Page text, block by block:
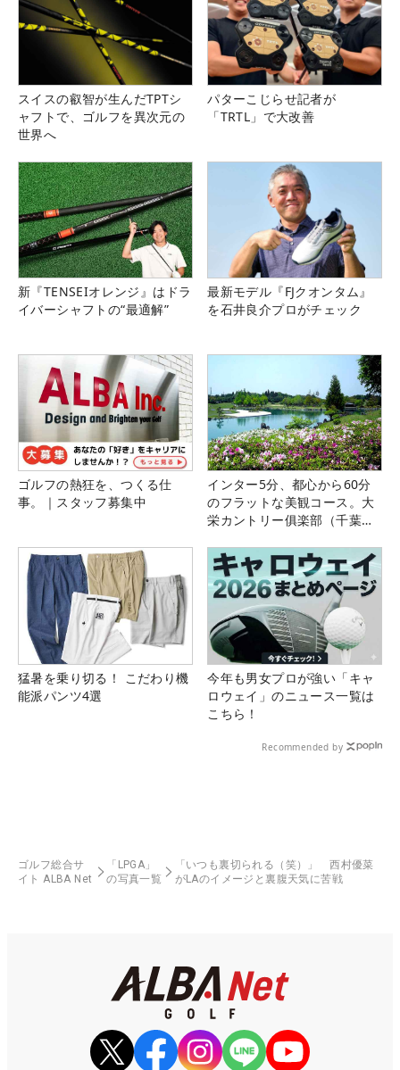
スイスの叡智が生んだTPTシ
ャフトで、ゴルフを異次元の
世界へ
パターこじらせ記者が
「TRTL」で大改善
新『TENSEIオレンジ』はドラ
イバーシャフトの“最適解”
最新モデル『FJクオンタム』
を石井良介プロがチェック
ゴルフの熱狂を、つくる仕
事。｜スタッフ募集中
インター5分、都心から60分
のフラットな美観コース。大
栄カントリー俱楽部（千葉
猛暑を乗り切る！ こだわり機
能派パンツ4選
今年も男女プロが強い「キャ
ロウェイ」のニュース一覧は
こちら！
Recommended by
ゴルフ総合サ
イト ALBA Net
「LPGA」
の写真一覧
「いつも裏切られる（笑）」 西村優菜
がLAのイメージと裏腹天気に苦戦